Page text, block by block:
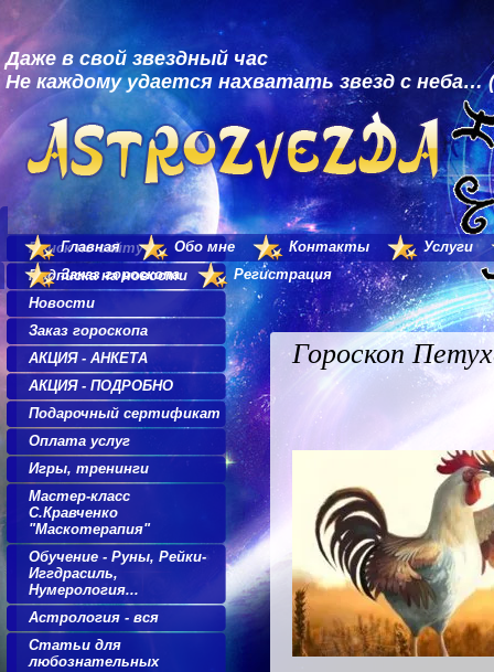
Даже в свой звездный час
Не каждому удается нахватать звезд с неба…
Главная Обо мне Контакты
Услуги
Заказ гороскопа
Регистрация
Поиск по сайту
Подписка на новости
Новости
Заказ гороскопа
АКЦИЯ - АНКЕТА
АКЦИЯ - ПОДРОБНО
Подарочный сертификат
Оплата услуг
Игры, тренинги
Мастер-класс
С.Кравченко
"Маскотерапия"
Обучение - Руны, Рейки-
Иггдрасиль,
Нумерология...
Астрология - вся
Статьи для
любознательных
Гороскоп